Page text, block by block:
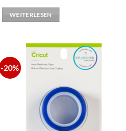
WEITERLESEN
-20%